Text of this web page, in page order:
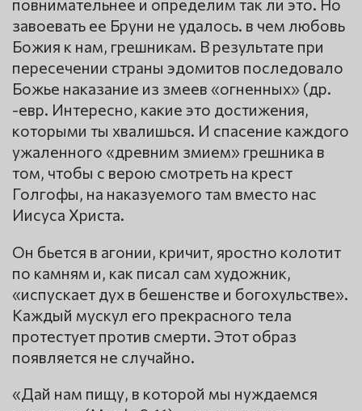
повнимательнее и определим так ли это. Но
завоевать ее Бруни не удалось. в чем любовь
Божия к нам, грешникам. В результате при
пересечении страны эдомитов последовало
Божье наказание из змеев «огненных» (др.
-евр. Интересно, какие это достижения,
которыми ты хвалишься. И спасение каждого
ужаленного «древним змием» грешника в
том, чтобы с верою смотреть на крест
Голгофы, на наказуемого там вместо нас
Иисуса Христа.
Он бьется в агонии, кричит, яростно колотит
по камням и, как писал сам художник,
«испускает дух в бешенстве и богохульстве».
Каждый мускул его прекрасного тела
протестует против смерти. Этот образ
появляется не случайно.
«Дай нам пищу, в которой мы нуждаемся